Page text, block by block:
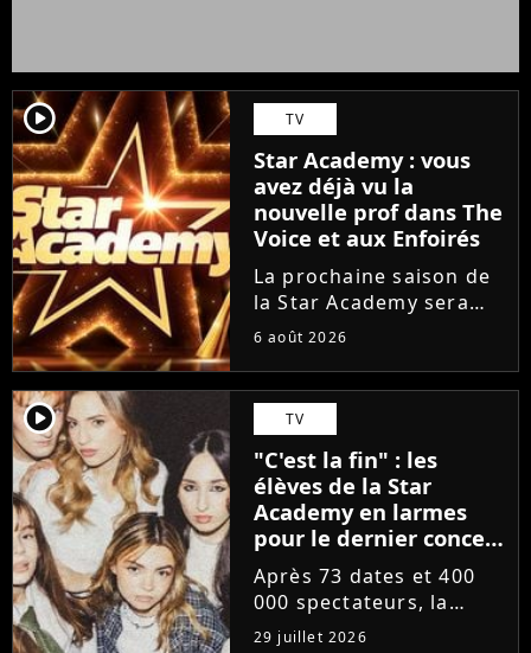
player2 TV
Star Academy : vous
avez déjà vu la
nouvelle prof dans The
Voice et aux Enfoirés
La prochaine saison de
la Star Academy sera
incarnée par une
professeurs après les
départs annoncés de
Michael Goldman, Lucie
Bernardoni et Marlène
Schaff. La...
6 août 2026
player2 TV
"C'est la fin" : les
élèves de la Star
Academy en larmes
pour le dernier concert
de la tournée
Après 73 dates et 400
000 spectateurs, la
tournée de la Star
29 juillet 2026